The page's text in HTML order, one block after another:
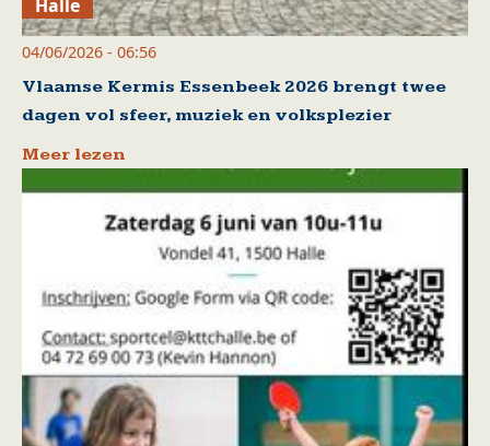
Halle
04/06/2026 - 06:56
Vlaamse Kermis Essenbeek 2026 brengt twee
dagen vol sfeer, muziek en volksplezier
Meer lezen